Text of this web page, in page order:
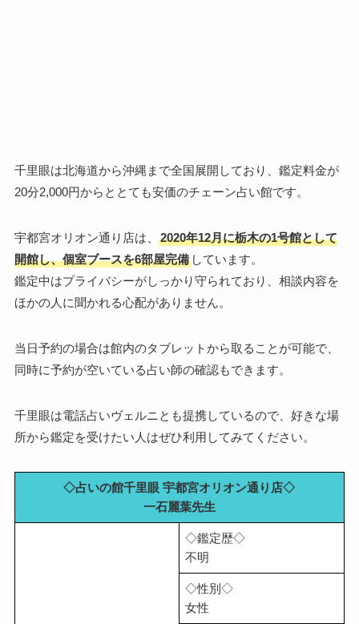
千里眼は北海道から沖縄まで全国展開しており、鑑定料金が
20分2,000円からととても安価のチェーン占い館です。
宇都宮オリオン通り店は、
2020年12月に栃木の1号館として
開館し、個室ブースを6部屋完備しています。
鑑定中はプライバシーがしっかり守られており、相談内容を
ほかの人に聞かれる心配がありません。
当日予約の場合は館内のタブレットから取ることが可能で、
同時に予約が空いている占い師の確認もできます。
千里眼は電話占いヴェルニとも提携しているので、好きな場
所から鑑定を受けたい人はぜひ利用してみてください。
◇占いの館千里眼 宇都宮オリオン通り店◇
一石麗葉先生
◇鑑定歴◇
不明
◇性別◇
女性